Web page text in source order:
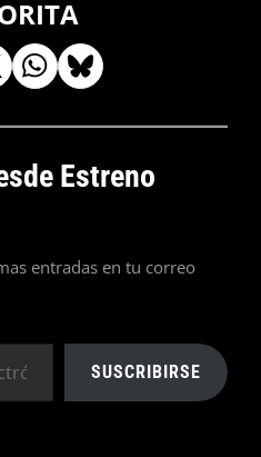
Estreno
entradas en tu correo
SUSCRIBIRSE